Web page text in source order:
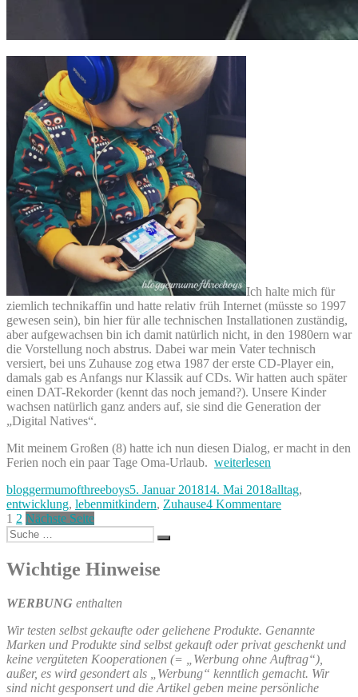
Ich halte mich für
ziemlich technikaffin und hatte relativ früh Internet (müsste so 1997
gewesen sein), bin hier für alle technischen Installationen zuständig,
aber aufgewachsen bin ich damit natürlich nicht, in den 1980ern war
die Vorstellung noch abstrus. Dabei war mein Vater technisch
versiert, bei uns Zuhause zog etwa 1987 der erste CD-Player ein,
damals gab es Anfangs nur Klassik auf CDs. Wir hatten auch später
einen DAT-Rekorder (kennt das noch jemand?). Unsere Kinder
wachsen natürlich ganz anders auf, sie sind die Generation der
„Digital Natives“.
Mit meinem Großen (8) hatte ich nun diesen Dialog, er macht in den
Ferien noch ein paar Tage Oma-Urlaub. „Leben
„Digital
Natives“
weiterlesen
Autor
bloggermumofthreeboysVeröffentlicht
am
5. Januar 201814. Mai 2018Kategorien
alltag,
entwicklung, lebenmitkindern, Zuhause4 Kommentarezu
Seitennummerierung
der
Beiträge
Seite
1 Seite
2 Nächste Seite
Suche
nach:
Suchen
Wichtige Hinweise
WERBUNG enthalten
Wir testen selbst gekaufte oder geliehene Produkte. Genannte
Marken und Produkte sind selbst gekauft oder privat geschenkt und
keine vergüteten Kooperationen (= „Werbung ohne Auftrag“),
außer, es wird gesondert als „Werbung“ kenntlich gemacht. Wir
sind nicht gesponsert und die Artikel geben meine persönliche